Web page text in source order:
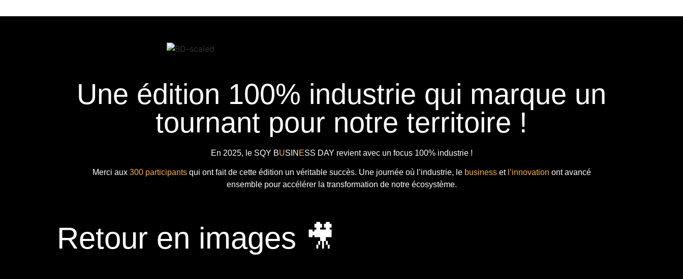
Une édition 100% industrie qui marque un
tournant pour notre territoire !
En 2025, le SQY BUSIN ESS DAY revient avec un focus 100% industrie !
Merci aux 300 participantsqui ont fait de cette édition un véritable succès. Une journée où l’industrie, le businesset l’innovation ont avancé
ensemble pour accélérer la transformation de notre écosystème.
Retour en images 🎥